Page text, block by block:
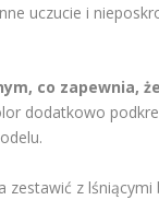
uczucie i
co zapewnia,
dodatkowo
z